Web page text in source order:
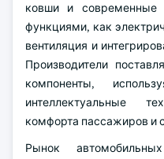
ковши и современные
функциями, как
вентиляция и
Производители
компоненты,
интеллектуальные
комфорта пассажиров и
Рынок